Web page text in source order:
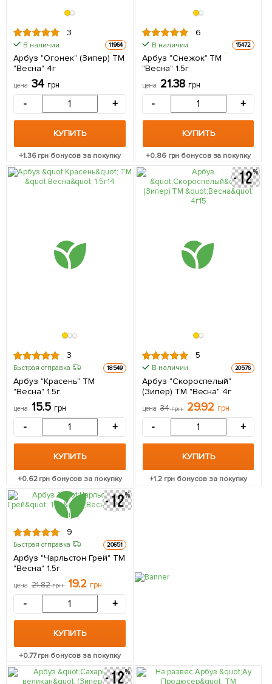
3
В наличии. 11964
Арбуз "Огонек" (Зипер) ТМ
"Весна" 4г
цена 34 грн
- +
КУПИТЬ
+1.36грн бонусов за покупку
6
В наличии. 15472
Арбуз "Снежок" ТМ
"Весна" 1.5г
цена 21.38 грн
- +
КУПИТЬ
+0.86грн бонусов за покупку
3
Быстрая отправка 18549
Арбуз "Красень" ТМ
"Весна" 1.5г
цена 15.5 грн
- +
КУПИТЬ
+0.62грн бонусов за покупку
5
В наличии. 20576
Арбуз "Скороспелый"
(Зипер) ТМ "Весна" 4г
цена 34грн 29.92 грн
- +
КУПИТЬ
+1.2 грн бонусов за покупку
9
Быстрая отправка 20651
Арбуз "Чарльстон Грей" ТМ
"Весна" 1.5г
цена 21.82грн 19.2 грн
- +
КУПИТЬ
+0.77грн бонусов за покупку